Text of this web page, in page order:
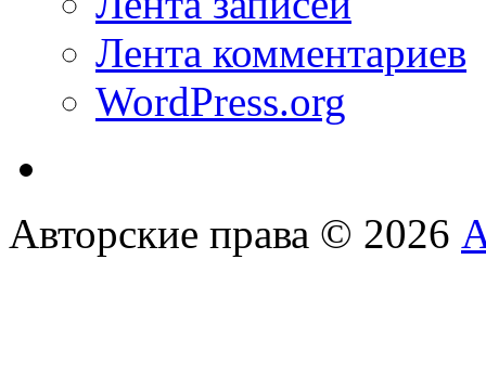
Лента комментариев
WordPress.org
Авторские права © 2026